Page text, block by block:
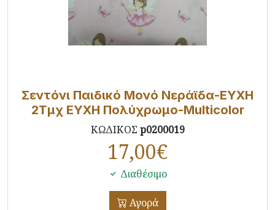
Σεντόνι Παιδικό Μονό Νεράϊδα-ΕΥΧΗ
2Τμχ ΕΥΧΗ Πολύχρωμο-Multicolor
ΚΩΔΙΚΟΣ p0200019
17,00€
Διαθέσιμο
Αγορά